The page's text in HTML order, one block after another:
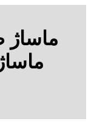
ماساژ